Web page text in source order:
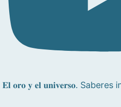
𝐄𝐥 𝐨𝐫𝐨 𝐲 𝐞𝐥 𝐮𝐧𝐢𝐯𝐞𝐫𝐬𝐨.